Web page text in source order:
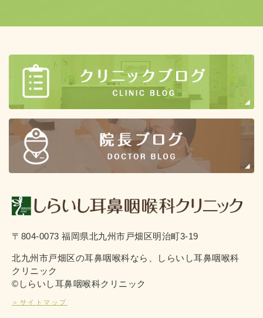
〒804-0073 福岡県北九州市戸畑区明治町3-19
北九州市戸畑区の耳鼻咽喉科なら、しらいし耳鼻咽喉科
クリニック
©しらいし耳鼻咽喉科クリニック
＞サイトマップ